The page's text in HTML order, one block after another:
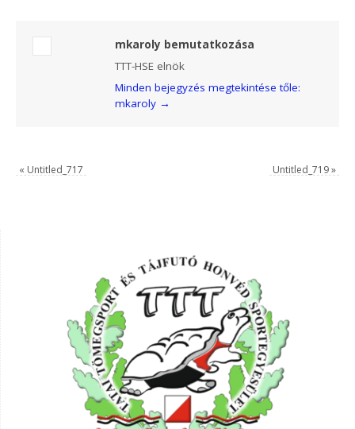
mkaroly bemutatkozása
TTT-HSE elnök
Minden bejegyzés megtekintése tőle:
mkaroly →
« Untitled_717 Untitled_719»